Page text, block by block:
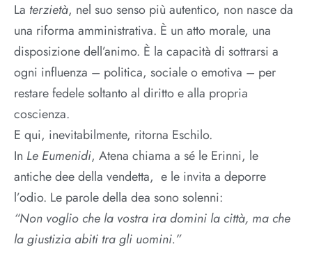
La terzietà, nel suo senso più autentico, non nasce da
una riforma amministrativa. È un atto morale, una
disposizione dell’animo. È la capacità di sottrarsi a
ogni influenza – politica, sociale o emotiva – per
restare fedele soltanto al diritto e alla propria
coscienza.
E qui, inevitabilmente, ritorna Eschilo.
In Le Eumenidi, Atena chiama a sé le Erinni, le
antiche dee della vendetta, e le invita a deporre
l’odio. Le parole della dea sono solenni:
“Non voglio che la vostra ira domini la città, ma che
la giustizia abiti tra gli uomini.”